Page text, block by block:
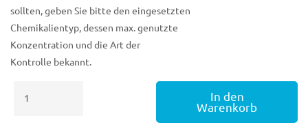
sollten, geben Sie bitte den eingesetzten
Chemikalientyp, dessen max. genutzte
Konzentration und die Art der
Kontrolle bekannt.
Pool
In den
Warenkorb